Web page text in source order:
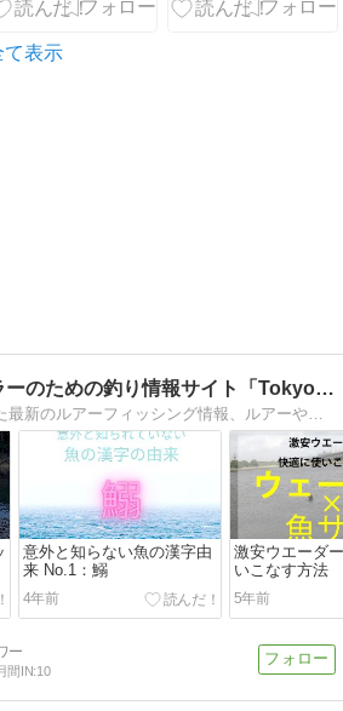
て表示
都内在住アングラーのための釣り情報サイト「Tokyo Fis
バス釣りを中心とした最新のルアーフィッシング情報、ルアーやポイント、釣果レポートを発信するサイトです。
意外と知らない魚の漢字由
来 No.1：鰯
4年前
激安ウエーダ
いこなす方法
5年前
間IN:10